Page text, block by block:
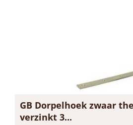
GB Dorpelhoek zwaar
verzinkt 3...